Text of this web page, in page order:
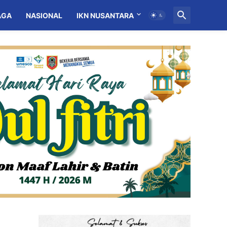
NASIONAL IKN NUSANTARA MITRA